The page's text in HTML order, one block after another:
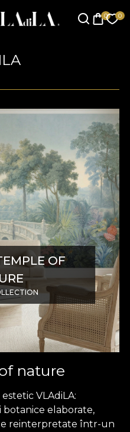
OF
nature
VLAdiLA:
elaborate,
reinterpretate într-un